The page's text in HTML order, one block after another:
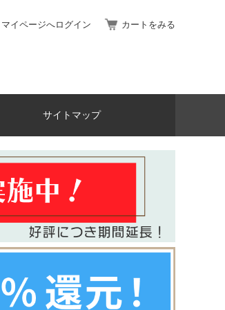
マイページへログイン カートをみる
サイトマップ